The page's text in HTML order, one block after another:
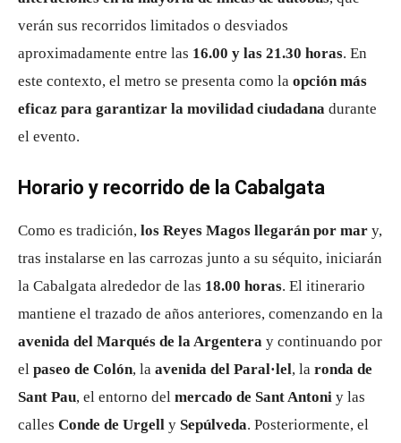
verán sus recorridos limitados o desviados
aproximadamente entre las 16.00 y las 21.30 horas. En
este contexto, el metro se presenta como la opción más
eficaz para garantizar la movilidad ciudadana durante
el evento.
Horario y recorrido de la Cabalgata
Como es tradición, los Reyes Magos llegarán por mar y,
tras instalarse en las carrozas junto a su séquito, iniciarán
la Cabalgata alrededor de las 18.00 horas. El itinerario
mantiene el trazado de años anteriores, comenzando en la
avenida del Marqués de la Argentera y continuando por
el paseo de Colón, la avenida del Paral·lel, la ronda de
Sant Pau, el entorno del mercado de Sant Antoni y las
calles Conde de Urgell y Sepúlveda. Posteriormente, el